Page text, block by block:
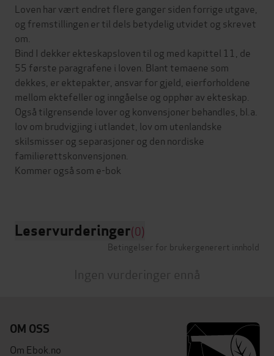
Loven har vært endret flere ganger siden forrige utgave,
og fremstillingen er til dels betydelig utvidet og skrevet
om.
Bind I dekker ekteskapsloven til og med kapittel 11, de
55 første paragrafene i loven. Blant temaene som
dekkes, er ektepakter, ansvar for gjeld, eierforholdene
mellom ektefeller og inngåelse og opphør av ekteskap.
Også tilgrensende lover og konvensjoner behandles, bl.a.
lov om brudvigjing i utlandet, lov om utenlandske
skilsmisser og separasjoner og den nordiske
familierettskonvensjonen.
Kommer også som e-bok
Leservurderinger(0)
Betingelser for brukergenerert innhold
Ingen vurderinger ennå
OM OSS
Om Ebok.no